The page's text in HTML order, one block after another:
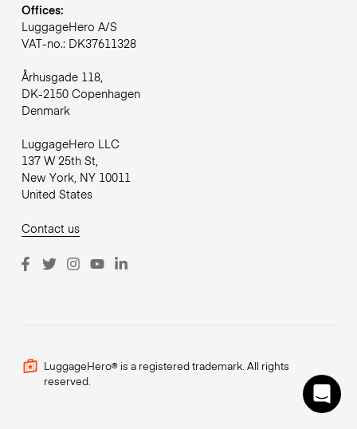
Offices:
LuggageHero A/S
VAT-no.: DK37611328
Århusgade 118,
DK-2150 Copenhagen
Denmark
LuggageHero LLC
137 W 25th St,
New York, NY 10011
United States
Contact us
LuggageHero® is a registered trademark. All rights
reserved.